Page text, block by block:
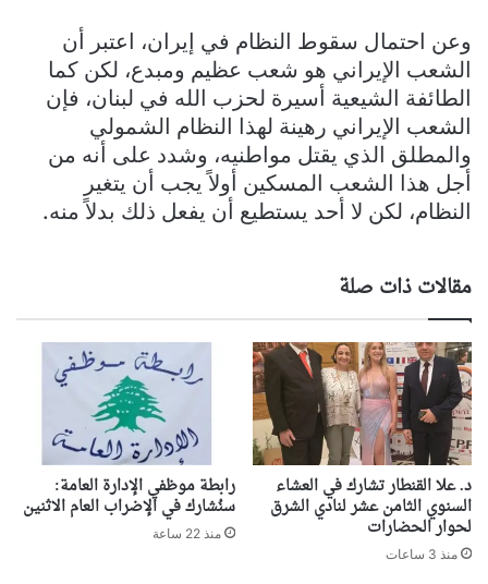
وعن احتمال سقوط النظام في إيران، اعتبر أن
الشعب الإيراني هو شعب عظيم ومبدع، لكن كما
الطائفة الشيعية أسيرة لحزب الله في لبنان، فإن
الشعب الإيراني رهينة لهذا النظام الشمولي
والمطلق الذي يقتل مواطنيه، وشدد على أنه من
أجل هذا الشعب المسكين أولاً يجب أن يتغير
النظام، لكن لا أحد يستطيع أن يفعل ذلك بدلاً منه.
مقالات ذات صلة
د. علا القنطار تشارك في العشاء
السنوي الثامن عشر لنادي الشرق
لحوار الحضارات
منذ 3 ساعات
رابطة موظفي الإدارة العامة:
سنُشارك في الإضراب العام الاثنين
منذ 22 ساعة